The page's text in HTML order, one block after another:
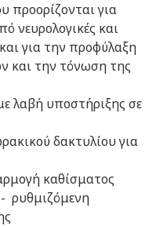
προορίζονται για
νευρολογικές και
για την προφύλαξη
και την τόνωση της
λαβή υποστήριξης σε
δακτυλίου για
καθίσματος
ρυθμιζόμενη